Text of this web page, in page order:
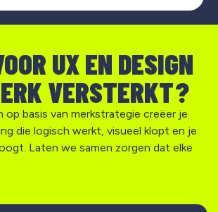
UX EN DESIGN
VERSTERKT?
op basis van merkstrategie creëer je
die logisch werkt, visueel klopt en je
Laten we samen zorgen dat elke